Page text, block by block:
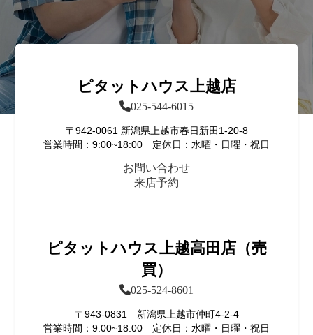
ピタットハウス上越店
025-544-6015
〒942-0061 新潟県上越市春日新田1-20-8
営業時間：9:00~18:00 定休日：水曜・日曜・祝日
お問い合わせ
来店予約
ピタットハウス上越高田店（売
買）
025-524-8601
〒943-0831 新潟県上越市仲町4-2-4
営業時間：9:00~18:00 定休日：水曜・日曜・祝日